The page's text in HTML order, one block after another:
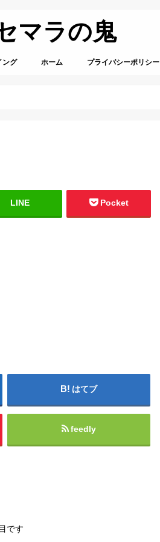
マラの鬼
ング ホーム プライバシーポリシー
LINE Pocket
はてブ
feedly
です